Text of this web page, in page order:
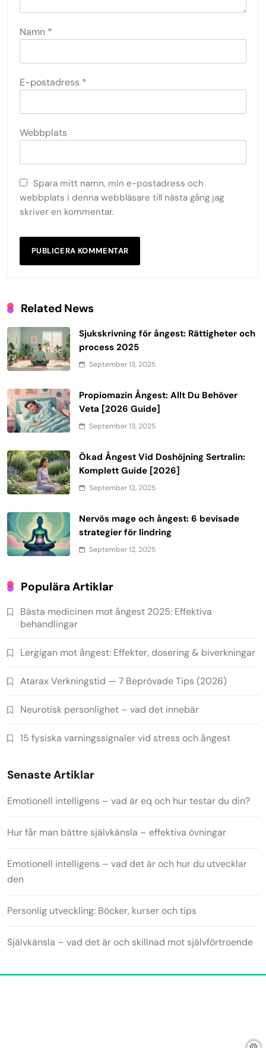
Namn *
E-postadress *
Webbplats
Spara mitt namn, min e-postadress och
webbplats i denna webbläsare till nästa gång jag
skriver en kommentar.
Related News
Sjukskrivning för ångest: Rättigheter och
process 2025
September 13, 2025
Propiomazin Ångest: Allt Du Behöver
Veta [2026 Guide]
September 13, 2025
Ökad Ångest Vid Doshöjning Sertralin:
Komplett Guide [2026]
September 12, 2025
Nervös mage och ångest: 6 bevisade
strategier för lindring
September 12, 2025
Populära Artiklar
Bästa medicinen mot ångest 2025: Effektiva
behandlingar
Lergigan mot ångest: Effekter, dosering & biverkningar
Atarax Verkningstid — 7 Beprövade Tips (2026)
Neurotisk personlighet – vad det innebär
15 fysiska varningssignaler vid stress och ångest
Senaste Artiklar
Emotionell intelligens – vad är eq och hur testar du din?
Hur får man bättre självkänsla – effektiva övningar
Emotionell intelligens – vad det är och hur du utvecklar
den
Personlig utveckling: Böcker, kurser och tips
Självkänsla – vad det är och skillnad mot självförtroende